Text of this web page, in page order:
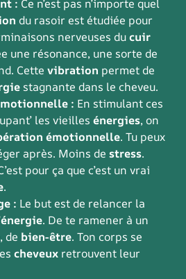
: Ce n’est pas n’importe quel
du rasoir est étudiée pour
nerveuses ducuir
une résonance, une sorte de
Cette vibration permet de
stagnante dans le cheveu.
: En stimulant ces
les vieilles énergies, on
émotionnelle. Tu peux
après. Moins de stress.
pour ça que c’est un vrai
.
: Le but est de relancer la
énergie. De te ramener à un
de bien-être. Ton corps se
cheveux retrouvent leur